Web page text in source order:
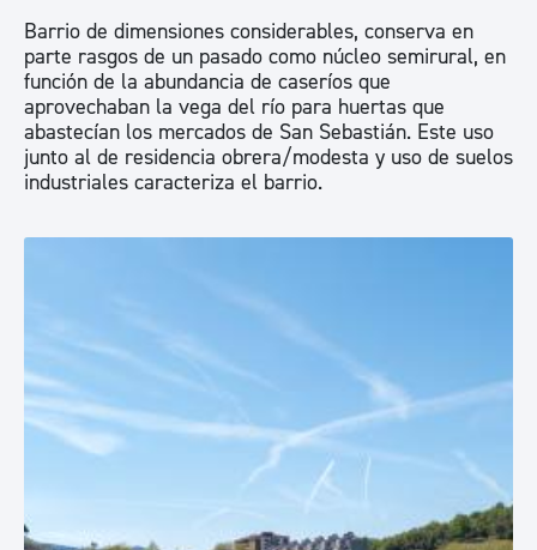
Barrio de dimensiones considerables, conserva en
parte rasgos de un pasado como núcleo semirural, en
función de la abundancia de caseríos que
aprovechaban la vega del río para huertas que
abastecían los mercados de San Sebastián. Este uso
junto al de residencia obrera/modesta y uso de suelos
industriales caracteriza el barrio.